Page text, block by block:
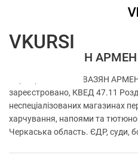
ФОП АЙВАЗЯН
Перевірка ФОП АЙВАЗЯН
зареєстровано, КВЕД 47.11
неспеціалізованих магазинах
харчування, напоями та
Черкаська область. ЄДР, суди,
VKURSI